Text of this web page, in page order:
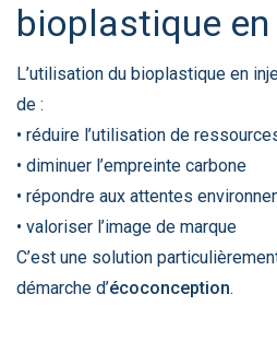
bioplastique
L’utilisation du bioplastique en
de :
• réduire l’utilisation de
• diminuer l’empreinte carbone
• répondre aux attentes
• valoriser l’image de marque
C’est une solution
démarche d’écoconception.